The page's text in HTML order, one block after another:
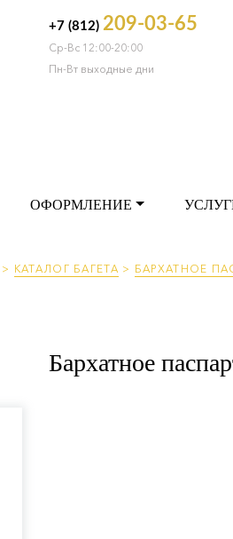
+7 (812) 209-03-65
Ср-Вс 12:00-20:00
Пн-Вт выходные дни
ОФОРМЛЕНИЕ
> КАТАЛОГ БАГЕТА > БАРХАТНОЕ
Бархатное